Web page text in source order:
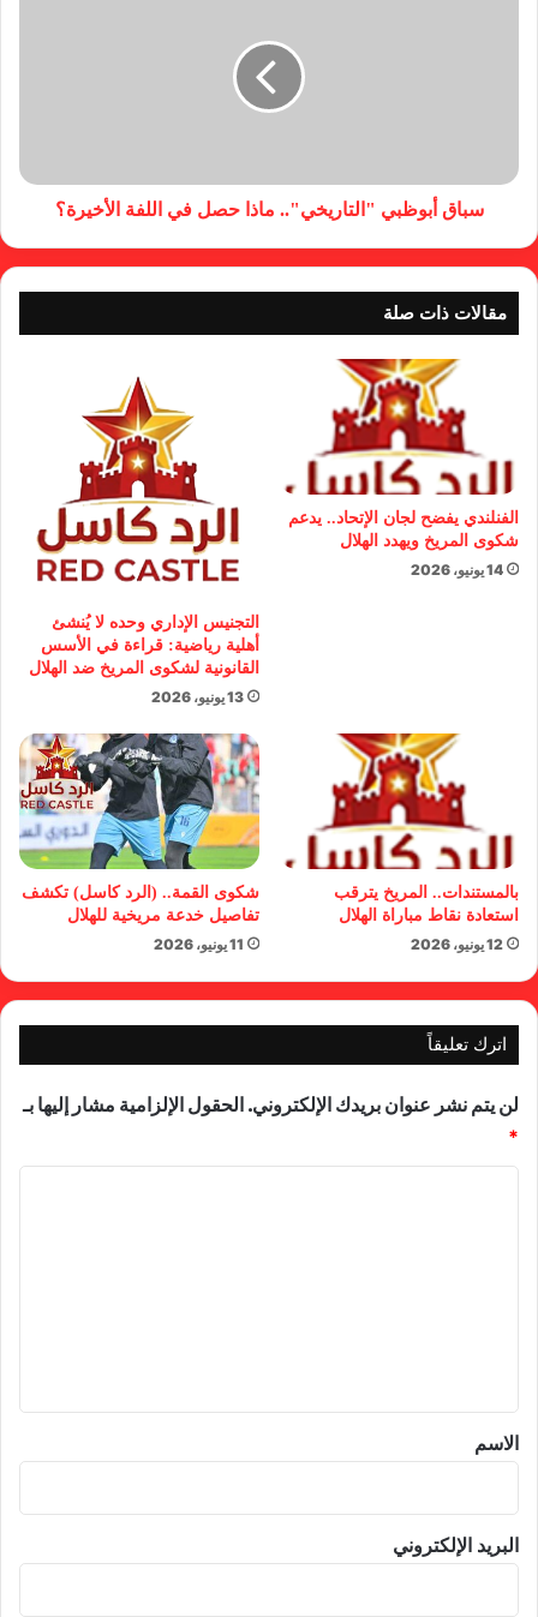
سباق أبوظبي "التاريخي".. ماذا حصل في اللفة الأخيرة؟
مقالات ذات صلة
الفنلندي يفضح لجان الإتحاد.. يدعم
شكوى المريخ ويهدد الهلال
14 يونيو، 2026
التجنيس الإداري وحده لا يُنشئ
أهلية رياضية: قراءة في الأسس
القانونية لشكوى المريخ ضد الهلال
13 يونيو، 2026
بالمستندات.. المريخ يترقب
استعادة نقاط مباراة الهلال
12 يونيو، 2026
شكوى القمة.. (الرد كاسل) تكشف
تفاصيل خدعة مريخية للهلال
11 يونيو، 2026
اترك تعليقاً
لن يتم نشر عنوان بريدك الإلكتروني. الحقول الإلزامية مشار إليها بـ
*
*
الاسم
البريد الإلكتروني